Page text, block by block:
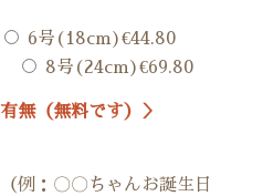
6号(18cm)€44.80
8号(24cm)€69.80
無（無料です）＞
例：〇〇ちゃんお誕生日